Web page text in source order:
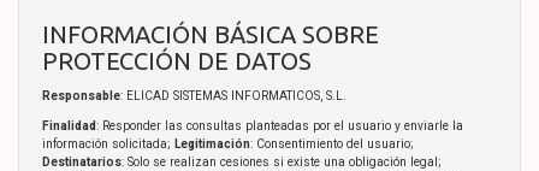
INFORMACIÓN BÁSICA SOBRE
PROTECCIÓN DE DATOS
Responsable: ELICAD SISTEMAS INFORMATICOS, S.L.
Finalidad: Responder las consultas planteadas por el usuario y enviarle la
información solicitada; Legitimación: Consentimiento del usuario;
Destinatarios: Solo se realizan cesiones si existe una obligación legal;